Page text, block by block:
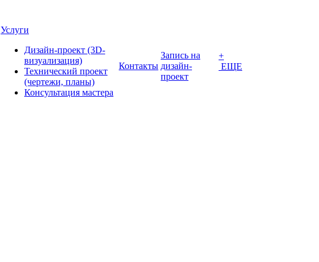
Услуги
Дизайн-проект (3D-
визуализация)
Технический проект
(чертежи, планы)
Консультация мастера
Контакты
Запись на
дизайн-
проект
+
ЕЩЕ